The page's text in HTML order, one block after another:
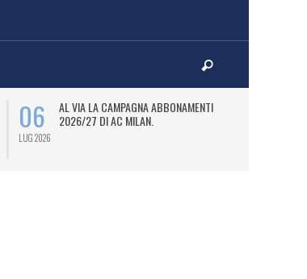
06
LUG 2026
AL VIA LA CAMPAGNA ABBONAMENTI
2026/27 DI AC MILAN.